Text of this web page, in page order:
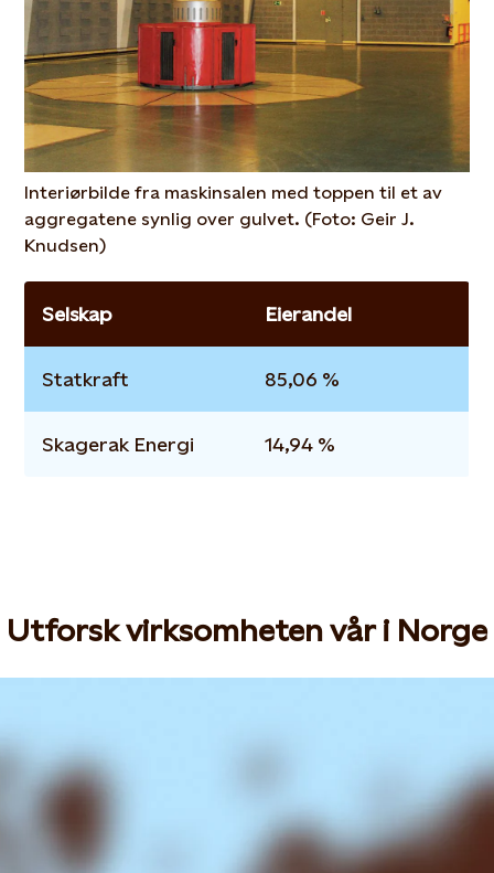
Interiørbilde fra maskinsalen med toppen til et av
aggregatene synlig over gulvet. (Foto: Geir J.
Knudsen)
Selskap Eierandel
Statkraft 85,06 %
Skagerak Energi 14,94 %
Utforsk virksomheten vår i Norge